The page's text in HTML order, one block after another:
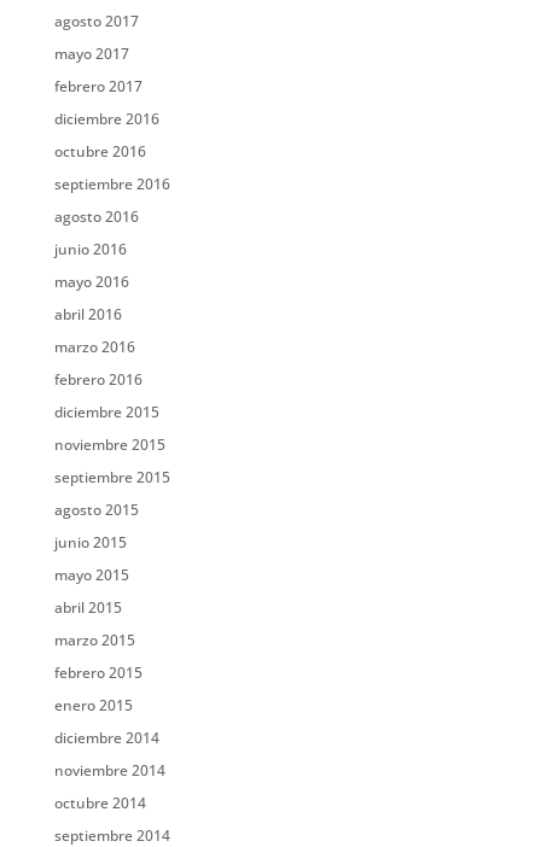
agosto 2017
mayo 2017
febrero 2017
diciembre 2016
octubre 2016
septiembre 2016
agosto 2016
junio 2016
mayo 2016
abril 2016
marzo 2016
febrero 2016
diciembre 2015
noviembre 2015
septiembre 2015
agosto 2015
junio 2015
mayo 2015
abril 2015
marzo 2015
febrero 2015
enero 2015
diciembre 2014
noviembre 2014
octubre 2014
septiembre 2014